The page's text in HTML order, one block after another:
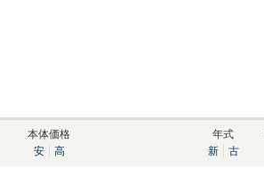
本体価格
安
高
年式
新
古